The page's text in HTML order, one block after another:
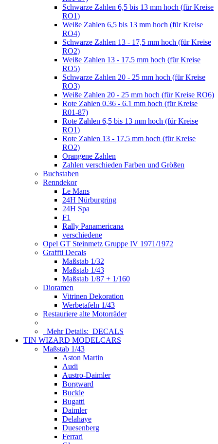
Schwarze Zahlen 6,5 bis 13 mm hoch (für Kreise
RO1)
Weiße Zahlen 6,5 bis 13 mm hoch (für Kreise
RO4)
Schwarze Zahlen 13 - 17,5 mm hoch (für Kreise
RO2)
Weiße Zahlen 13 - 17,5 mm hoch (für Kreise
RO5)
Schwarze Zahlen 20 - 25 mm hoch (für Kreise
RO3)
Weiße Zahlen 20 - 25 mm hoch (für Kreise RO6)
Rote Zahlen 0,36 - 6,1 mm hoch (für Kreise
R01-87)
Rote Zahlen 6,5 bis 13 mm hoch (für Kreise
RO1)
Rote Zahlen 13 - 17,5 mm hoch (für Kreise
RO2)
Orangene Zahlen
Zahlen verschieden Farben und Größen
Buchstaben
Renndekor
Le Mans
24H Nürburgring
24H Spa
F1
Rally Panamericana
verschiedene
Opel GT Steinmetz Gruppe IV 1971/1972
Graffti Decals
Maßstab 1/32
Maßstab 1/43
Maßstab 1/87 + 1/160
Dioramen
Vitrinen Dekoration
Werbetafeln 1/43
Restauriere alte Motorräder
Mehr Details: DECALS
TIN WIZARD MODELCARS
Maßstab 1/43
Aston Martin
Audi
Austro-Daimler
Borgward
Buckle
Bugatti
Daimler
Delahaye
Duesenberg
Ferrari